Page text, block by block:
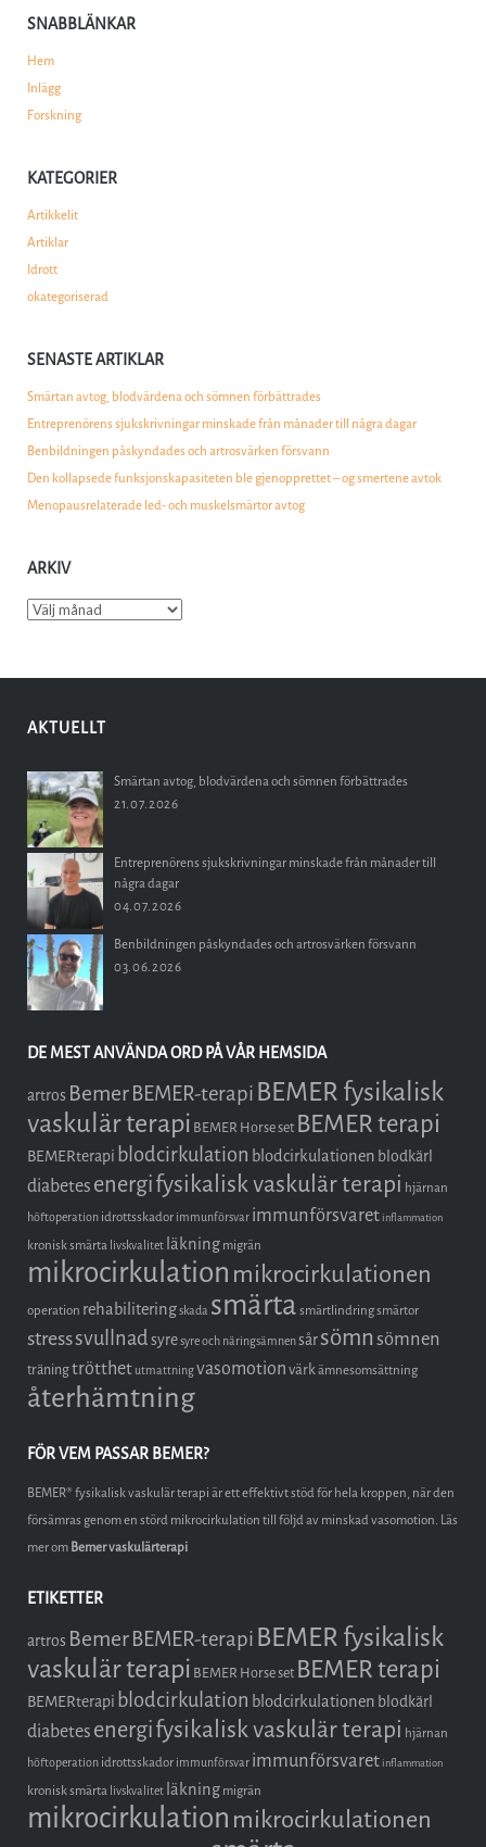
SNABBLÄNKAR
Hem
Inlägg
Forskning
KATEGORIER
Artikkelit
Artiklar
Idrott
okategoriserad
SENASTE ARTIKLAR
Smärtan avtog, blodvärdena och sömnen förbättrades
Entreprenörens sjukskrivningar minskade från månader till några dagar
Benbildningen påskyndades och artrosvärken försvann
Den kollapsede funksjonskapasiteten ble gjenopprettet – og smertene avtok
Menopausrelaterade led- och muskelsmärtor avtog
ARKIV
Arkiv
AKTUELLT
Smärtan avtog, blodvärdena och sömnen förbättrades
21.07.2026
Entreprenörens sjukskrivningar minskade från månader till
några dagar
04.07.2026
Benbildningen påskyndades och artrosvärken försvann
03.06.2026
DE MEST ANVÄNDA ORD PÅ VÅR HEMSIDA
artros BemerBEMER-terapi BEMER fysikalisk
vaskulär terapi BEMER Horse set BEMER terapi
BEMERterapi blodcirkulation blodcirkulationen blodkärl
diabetesenergifysikalisk vaskulär terapi hjärnan
höftoperation idrottsskador immunförsvar immunförsvaret inflammation
kronisk smärta livskvalitet läkningmigrän
mikrocirkulation mikrocirkulationen
operation rehabiliteringskada smärtasmärtlindringsmärtor
stresssvullnadsyresyre och näringsämnensårsömnsömnen
träningtrötthet utmattningvasomotionvärkämnesomsättning
återhämtning
FÖR VEM PASSAR BEMER?
BEMER® fysikalisk vaskulär terapi är ett effektivt stöd för hela kroppen, när den
försämras genom en störd mikrocirkulation till följd av minskad vasomotion. Läs
mer omBemer vaskulärterapi
ETIKETTER
artros BemerBEMER-terapi BEMER fysikalisk
vaskulär terapi BEMER Horse set BEMER terapi
BEMERterapi blodcirkulation blodcirkulationen blodkärl
diabetesenergifysikalisk vaskulär terapi hjärnan
höftoperation idrottsskador immunförsvar immunförsvaret inflammation
kronisk smärta livskvalitet läkningmigrän
mikrocirkulation mikrocirkulationen